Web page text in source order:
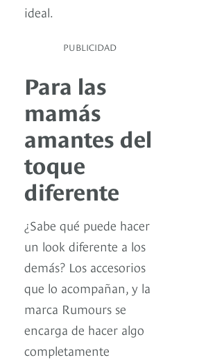
ideal.
PUBLICIDAD
Para las
mamás
amantes del
toque
diferente
¿Sabe qué puede hacer
un look diferente a los
demás? Los accesorios
que lo acompañan, y la
marca Rumours se
encarga de hacer algo
completamente